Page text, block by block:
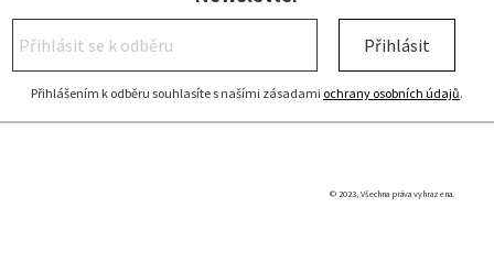
Přihlásit
Přihlášením k odběru souhlasíte s našími zásadami ochrany osobních údajů.
© 2023, Všechna práva vyhrazena.